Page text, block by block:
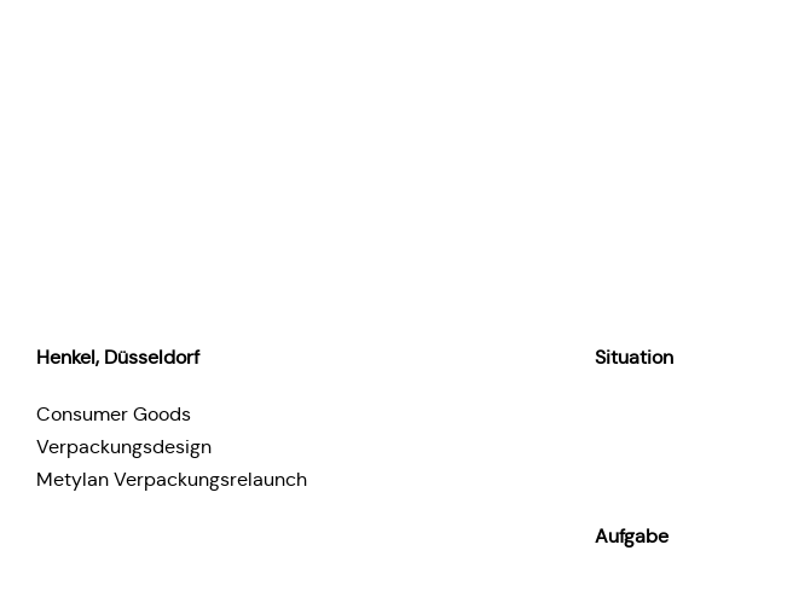
Henkel, Düs­sel­dorf
Con­su­mer Goods
Verpackungsdesign
Metylan Verpackungsrelaunch
Situa­ti­on
Aufgabe